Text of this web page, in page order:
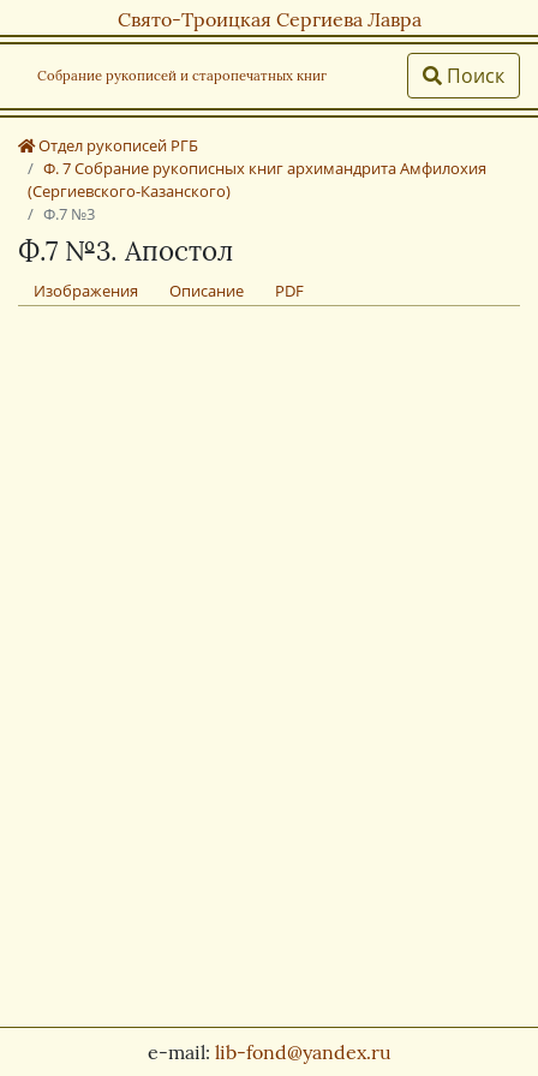
Свято-Троицкая Сергиева Лавра
Собрание рукописей и старопечатных книг Поиск
Отдел рукописей РГБ
Ф. 7 Собрание рукописных книг архимандрита Амфилохия
(Сергиевского-Казанского)
Ф.7 №3
Ф.7 №3. Апостол
Изображения Описание PDF
e-mail: lib-fond@yandex.ru